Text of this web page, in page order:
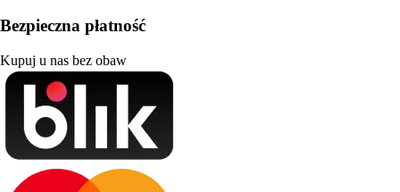
Bezpieczna płatność
Kupuj u nas bez obaw